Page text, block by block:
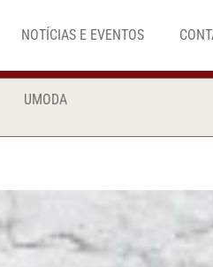
NOTÍCIAS E EVENTOS
UMODA